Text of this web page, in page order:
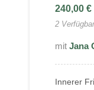
240,00 €
2
Jana
Innerer